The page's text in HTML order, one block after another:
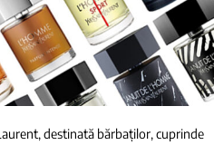
destinată bărbaților, cuprinde